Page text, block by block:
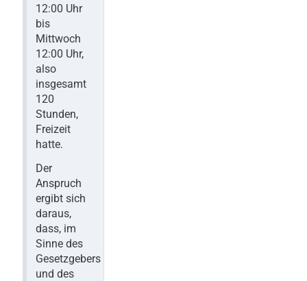
12:00 Uhr
bis
Mittwoch
12:00 Uhr,
also
insgesamt
120
Stunden,
Freizeit
hatte.
Der
Anspruch
ergibt sich
daraus,
dass, im
Sinne des
Gesetzgebers
und des